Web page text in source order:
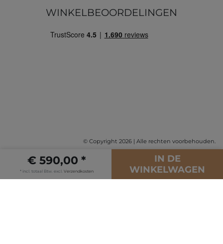
€ 590,00 *
* incl. totaal Btw. excl. Verzendkosten
IN DE
WINKELWAGEN
WINKELBEOORDELINGEN
© Copyright 2026 | Alle rechten voorbehouden.